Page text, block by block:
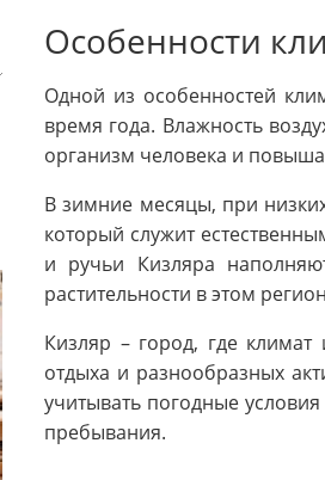
Особенности
Одной из особенностей
время года. Влажность
организм человека и
В зимние месяцы, при
который служит
и ручьи Кизляра
растительности в этом
Кизляр – город, где
отдыха и разнообразных
учитывать погодные
пребывания.